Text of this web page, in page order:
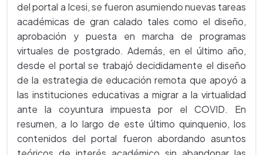
del portal a Icesi, se fueron asumiendo nuevas tareas
académicas de gran calado tales como el diseño,
aprobación y puesta en marcha de programas
virtuales de postgrado. Además, en el último año,
desde el portal se trabajó decididamente el diseño
de la estrategia de educación remota que apoyó a
las instituciones educativas a migrar a la virtualidad
ante la coyuntura impuesta por el COVID. En
resumen, a lo largo de este último quinquenio, los
contenidos del portal fueron abordando asuntos